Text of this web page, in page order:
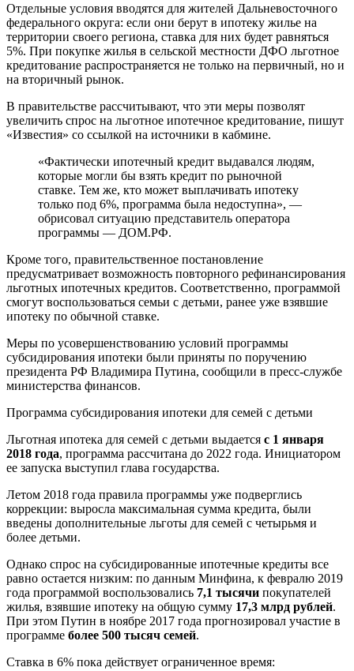
Отдельные условия вводятся для жителей Дальневосточного
федерального округа: если они берут в ипотеку жилье на
территории своего региона, ставка для них будет равняться
5%. При покупке жилья в сельской местности ДФО льготное
кредитование распространяется не только на первичный, но и
на вторичный рынок.
В правительстве рассчитывают, что эти меры позволят
увеличить спрос на льготное ипотечное кредитование, пишут
«Известия» со ссылкой на источники в кабмине.
«Фактически ипотечный кредит выдавался людям,
которые могли бы взять кредит по рыночной
ставке. Тем же, кто может выплачивать ипотеку
только под 6%, программа была недоступна», —
обрисовал ситуацию представитель оператора
программы — ДОМ.РФ.
Кроме того, правительственное постановление
предусматривает возможность повторного рефинансирования
льготных ипотечных кредитов. Соответственно, программой
смогут воспользоваться семьи с детьми, ранее уже взявшие
ипотеку по обычной ставке.
Меры по усовершенствованию условий программы
субсидирования ипотеки были приняты по поручению
президента РФ Владимира Путина, сообщили в пресс-службе
министерства финансов.
Программа субсидирования ипотеки для семей с детьми
Льготная ипотека для семей с детьми выдается с 1 января
2018 года, программа рассчитана до 2022 года. Инициатором
ее запуска выступил глава государства.
Летом 2018 года правила программы уже подверглись
коррекции: выросла максимальная сумма кредита, были
введены дополнительные льготы для семей с четырьмя и
более детьми.
Однако спрос на субсидированные ипотечные кредиты все
равно остается низким: по данным Минфина, к февралю 2019
года программой воспользовались 7,1 тысячи покупателей
жилья, взявшие ипотеку на общую сумму 17,3 млрд рублей.
При этом Путин в ноябре 2017 года прогнозировал участие в
программе более 500 тысяч семей.
Ставка в 6% пока действует ограниченное время: